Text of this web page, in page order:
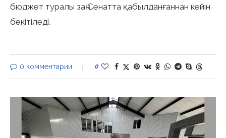
бюджет туралы заң Сенатта қабылданғаннан кейін
бекітіледі.
0 комментарии 0